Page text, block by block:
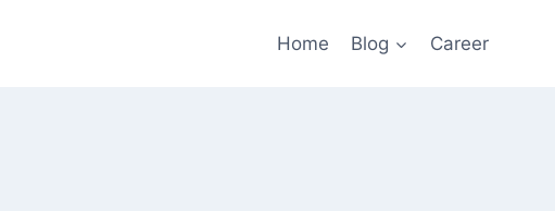
Home Blog Career